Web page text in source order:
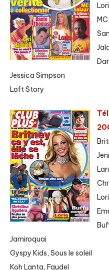
Jessica Simpson
Loft Story
Jamiroquai
Gyspy Kids, Sous le soleil
Koh Lanta, Faudel